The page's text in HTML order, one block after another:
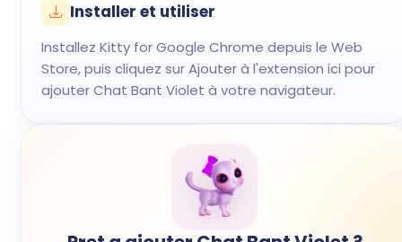
Installer et utiliser
Installez Kitty for Google Chrome depuis le Web
Store, puis cliquez sur Ajouter à l'extension ici pour
ajouter Chat Bant Violet à votre navigateur.